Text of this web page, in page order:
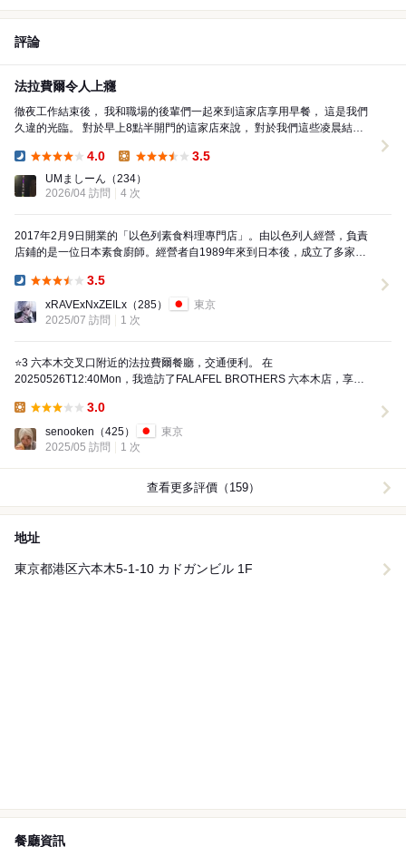
評論
法拉費爾令人上癮
徹夜工作結束後， 我和職場的後輩們一起來到這家店享用早餐， 這是我們
久違的光臨。 對於早上8點半開門的這家店來說， 對於我們這些凌晨結束
4.0 3.5
UMましーん （234）
2026/04 訪問
4 次
2017年2月9日開業的「以色列素食料理專門店」。由以色列人經營，負責
店鋪的是一位日本素食廚師。經營者自1989年來到日本後，成立了多家以
3.5
xRAVExNxZEILx （285）
東京
2025/07 訪問
1 次
⭐️3 六本木交叉口附近的法拉費爾餐廳，交通便利。 在
20250526T12:40Mon，我造訪了FALAFEL BROTHERS 六本木店，享用
3.0
senooken （425）
東京
2025/05 訪問
1 次
查看更多評價（159）
地址
東京都港区六本木5-1-10 カドガンビル 1F
餐廳資訊